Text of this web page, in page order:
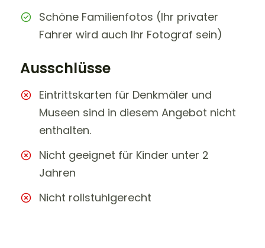
Schöne Familienfotos (Ihr privater
Fahrer wird auch Ihr Fotograf sein)
Ausschlüsse
Eintrittskarten für Denkmäler und
Museen sind in diesem Angebot nicht
enthalten.
Nicht geeignet für Kinder unter 2
Jahren
Nicht rollstuhlgerecht